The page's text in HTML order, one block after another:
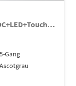
1.0 MPI Sitzheizung+AppConnect+PDC+LED+Touch+Lichtsensor+MultiLenkrad
Gang